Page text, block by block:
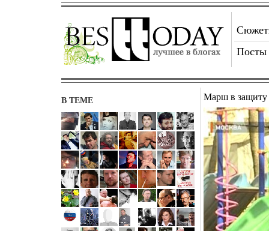
Посты
В ТЕМЕ Марш в защиту